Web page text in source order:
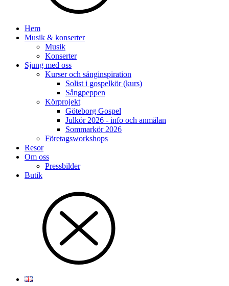
Hem
Musik & konserter
Musik
Konserter
Sjung med oss
Kurser och sånginspiration
Solist i gospelkör (kurs)
Sångpeppen
Körprojekt
Göteborg Gospel
Julkör 2026 - info och anmälan
Sommarkör 2026
Företagsworkshops
Resor
Om oss
Pressbilder
Butik